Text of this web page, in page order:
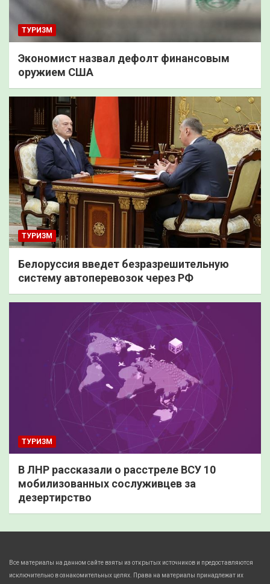
ТУРИЗМ
Экономист назвал дефолт финансовым
оружием США
ТУРИЗМ
Белоруссия введет безразрешительную
систему автоперевозок через РФ
ТУРИЗМ
В ЛНР рассказали о расстреле ВСУ 10
мобилизованных сослуживцев за
дезертирство
Все материалы на данном сайте взяты из открытых источников и предоставляются
исключительно в ознакомительных целях. Права на материалы принадлежат их